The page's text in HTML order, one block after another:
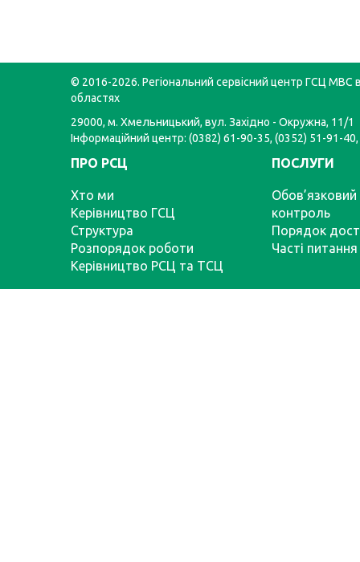
© 2016-2026. Регіональний сервісний центр ГСЦ МВС
областях
29000, м. Хмельницький, вул. Західно - Окружна, 11/1
Інформаційний центр: (0382) 61-90-35, (0352) 51-91-
ПРО РСЦ
Хто ми
Керівництво ГСЦ
Структура
Розпорядок роботи
Керівництво РСЦ та ТСЦ
ПОСЛУГИ
Обов’язковий
контроль
Порядок
Часті питання